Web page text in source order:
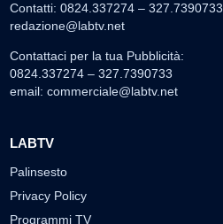
Contatti: 0824.337274 – 327.7390733
redazione@labtv.net
Contattaci per la tua Pubblicità:
0824.337274 – 327.7390733
email: commerciale@labtv.net
LABTV
Palinsesto
Privacy Policy
Programmi TV